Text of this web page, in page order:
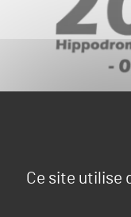
Ce site utilise
une rencontre
de 2017. Devant
venus partager
ont répondu